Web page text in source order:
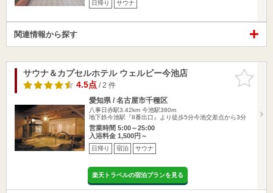
日帰り サウナ
関連情報から探す
お気に入
りに追加
サウナ＆カプセルホテル ウェルビー今池店
4.5点/ 2 件
愛知県 / 名古屋市千種区
八事日赤駅3.42km 今池駅380m
地下鉄今池駅『8番出口』より徒歩5分今池交差点から3分
営業時間 5:00～25:00
入浴料金 1,500円～
日帰り 宿泊 サウナ
楽天トラベルの宿泊プランを見る